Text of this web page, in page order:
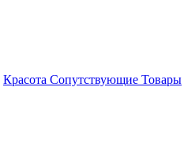
Красота Сопутствующие Товары